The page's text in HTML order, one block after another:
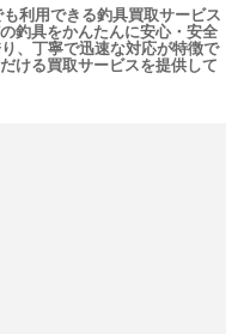
利用できる釣具買取サービス
釣具をかんたんに安心・安全
、丁寧で迅速な対応が特徴で
ける買取サービスを提供して